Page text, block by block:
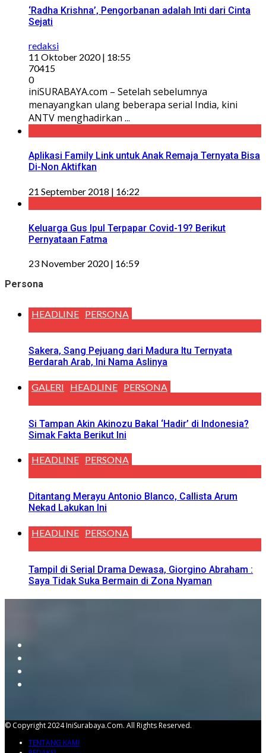
‘Radha Krishna’, Pengorbanan adalah Inti dari Cinta
Sejati
redaksi
11 Oktober 2020 | 18:55
70415
0
iniSURABAYA.com – Setelah sebelumnya
menayangkan ulang beberapa serial India, kini
ANTV menghadirkan ...
Aplikasi Family Link untuk Anak Remaja Ternyata Bisa
Di-Non Aktifkan
21 September 2018 | 16:22
Keluarga Gus Ipul Terpapar Covid-19? Berikut
Pernyataan Fatma
23 November 2020 | 16:59
Persona
HEADLINE PERSONA
Sakera, Sang Pejuang dari Madura Itu Ternyata
Berdarah Arab, Ini Nama Aslinya
GALERI HEADLINE PERSONA
Si Tampan Akin Akinozu Bakal ‘Hadir’ di Indonesia?
Simak Fakta Berikut Ini
HEADLINE PERSONA
Ditantang Merayu Antonio Blanco, Callista Arum
Nekad Lakukan Ini
HEADLINE PERSONA
Tampil di Serial Drama Dewasa, Giorgino Abraham :
Saya Tidak Suka Bermain di Zona Nyaman
© Copyright 2024 IniSurabaya.com. All Rights Reserved.
TENTANG KAMI